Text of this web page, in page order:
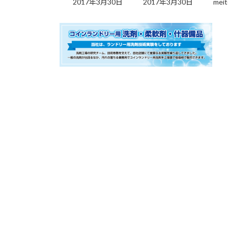
日
時
: